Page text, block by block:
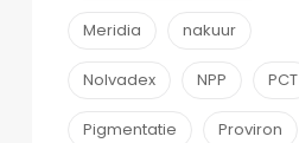
Meridia nakuur
Nolvadex NPP PCT
Pigmentatie Proviron